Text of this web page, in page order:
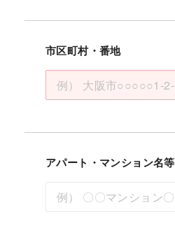
市区町村・番地
アパート・マンション名等